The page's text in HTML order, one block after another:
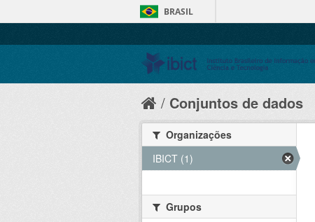
BRASIL
Conjuntos de dados
Organizações
IBICT (1)
Grupos